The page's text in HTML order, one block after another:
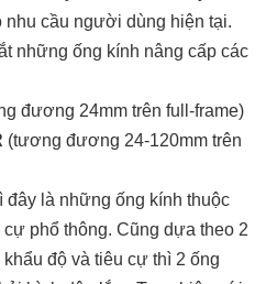
nhu cầu người dùng hiện tại.
những ống kính nâng cấp các
đương 24mm trên full-frame)
(tương đương 24-120mm trên
đây là những ống kính thuộc
phổ thông. Cũng dựa theo 2
độ và tiêu cự thì 2 ống